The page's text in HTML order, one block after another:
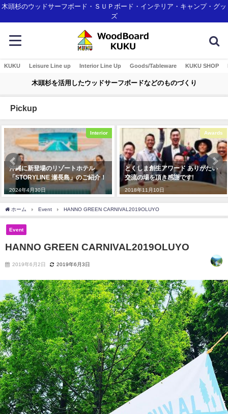
木頭杉のウッドサーフボード・ＳＵＰボード・インテリア・キャンプ・グッ
ズ
KUKU Leisure Line up Interior Line Up Goods/Tableware KUKU SHOP
木頭杉を活用したウッドサーフボードなどのものづくり
Pickup
Interior
沖縄に新登場のリゾートホテル
「STORYLINE 瀬長島」のご紹介！
2024年4月30日
Awards
とくしま創生アワード ありがたい
交流の場を頂き感謝です!
2018年11月10日
ホーム Event HANNO GREEN CARNIVAL2019OLUYO
Event
HANNO GREEN CARNIVAL2019OLUYO
2019年6月2日 2019年6月3日